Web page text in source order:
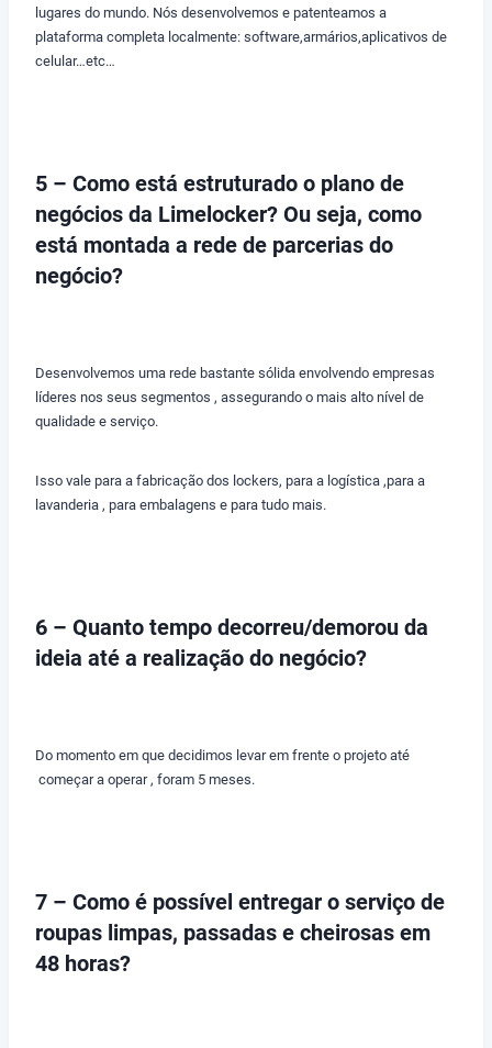
lugares do mundo. Nós desenvolvemos e patenteamos a
plataforma completa localmente: software,armários,aplicativos de
celular…etc…
5 – Como está estruturado o plano de
negócios da Limelocker? Ou seja, como
está montada a rede de parcerias do
negócio?
Desenvolvemos uma rede bastante sólida envolvendo empresas
líderes nos seus segmentos , assegurando o mais alto nível de
qualidade e serviço.
Isso vale para a fabricação dos lockers, para a logística ,para a
lavanderia , para embalagens e para tudo mais.
6 – Quanto tempo decorreu/demorou da
ideia até a realização do negócio?
Do momento em que decidimos levar em frente o projeto até
começar a operar , foram 5 meses.
7 – Como é possível entregar o serviço de
roupas limpas, passadas e cheirosas em
48 horas?